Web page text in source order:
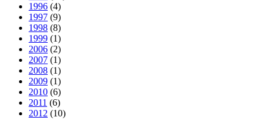
1996 (4)
1997 (9)
1998 (8)
1999 (1)
2006 (2)
2007 (1)
2008 (1)
2009 (1)
2010 (6)
2011 (6)
2012 (10)